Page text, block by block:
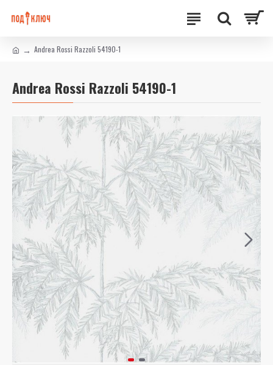
Andrea Rossi Razzoli 54190-1
Andrea Rossi Razzoli 54190-1